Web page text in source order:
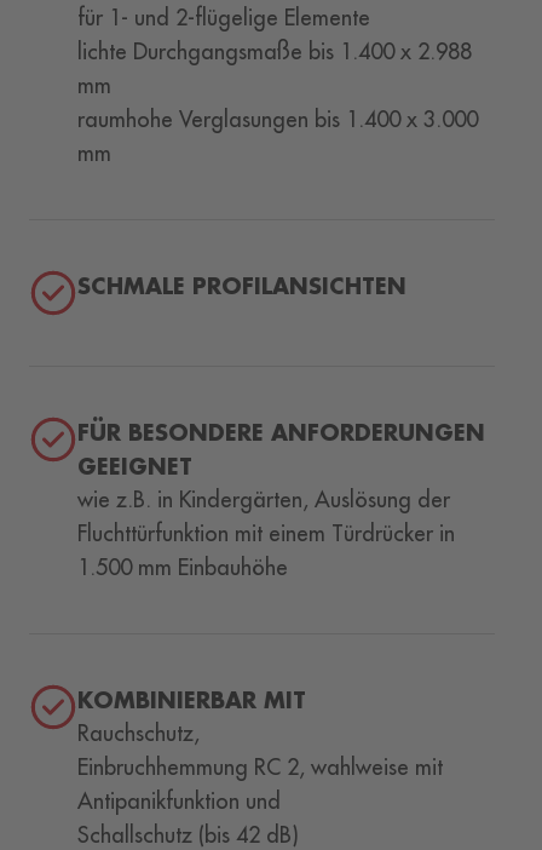
für 1- und 2-flügelige Elemente
lichte Durchgangsmaße bis 1.400 x 2.988
mm
raumhohe Verglasungen bis 1.400 x 3.000
mm
SCHMALE PROFILANSICHTEN
FÜR BESONDERE ANFORDERUNGEN
GEEIGNET
wie z.B. in Kindergärten, Auslösung der
Fluchttürfunktion mit einem Türdrücker in
1.500 mm Einbauhöhe
KOMBINIERBAR MIT
Rauchschutz,
Einbruchhemmung RC 2, wahlweise mit
Antipanikfunktion und
Schallschutz (bis 42 dB)